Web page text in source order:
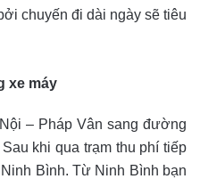
chuyến đi dài ngày sẽ tiêu
xe máy
– Pháp Vân sang đường
khi qua trạm thu phí tiếp
Bình. Từ Ninh Bình bạn